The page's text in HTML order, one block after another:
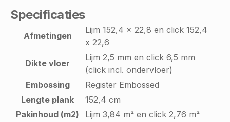
Specificaties
Afmetingen
Lijm 152,4 x 22,8 en click 152,4
x 22,6
Dikte vloer
Lijm 2,5 mm en click 6,5 mm
(click incl. ondervloer)
Embossing
Register Embossed
Lengte plank
152,4 cm
Pakinhoud (m2)
Lijm 3,84 m² en click 2,76 m²